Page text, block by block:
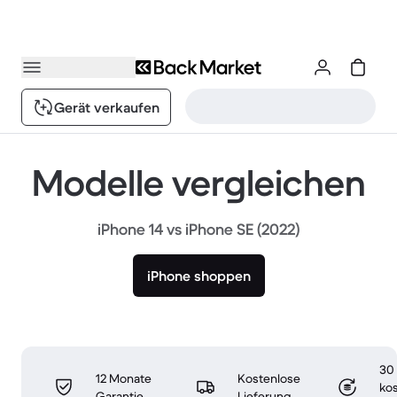
Gerät verkaufen
Modelle vergleichen
iPhone 14 vs iPhone SE (2022)
iPhone shoppen
12 Monate
Kostenlose
30